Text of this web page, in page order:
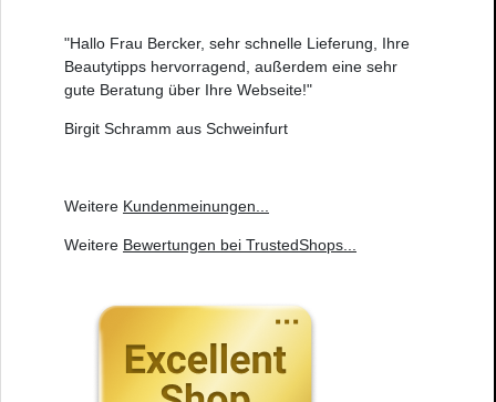
"Hallo Frau Bercker, sehr schnelle Lieferung, Ihre
Beautytipps hervorragend, außerdem eine sehr
gute Beratung über Ihre Webseite!"
Birgit Schramm aus Schweinfurt
Weitere Kundenmeinungen...
Weitere Bewertungen bei TrustedShops...